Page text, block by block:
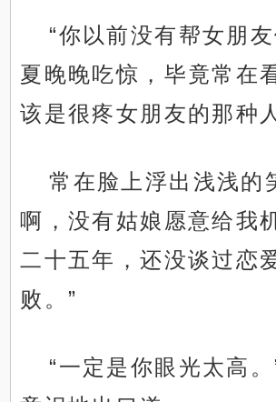
“你以前没有帮女朋
夏晚晚吃惊，毕竟常在
该是很疼女朋友的那种
常在脸上浮出浅浅的
啊，没有姑娘愿意给我
二十五年，还没谈过恋
败。”
“一定是你眼光太高